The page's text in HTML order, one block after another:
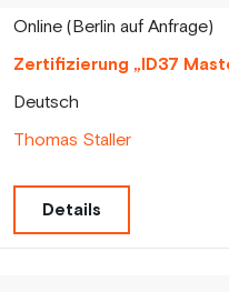
Online (Berlin auf Anfrage)
Zertifizierung „ID37
Deutsch
Thomas Staller
Details